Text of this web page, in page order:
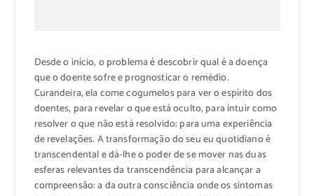
Desde o início, o problema é descobrir qual é a doença
que o doente sofre e prognosticar o remédio.
Curandeira, ela come cogumelos para ver o espírito dos
doentes, para revelar o que está oculto, para intuir como
resolver o que não está resolvido: para uma experiência
de revelações. A transformação do seu eu quotidiano é
transcendental e dá-lhe o poder de se mover nas duas
esferas relevantes da transcendência para alcançar a
compreensão: a da outra consciência onde os sintomas